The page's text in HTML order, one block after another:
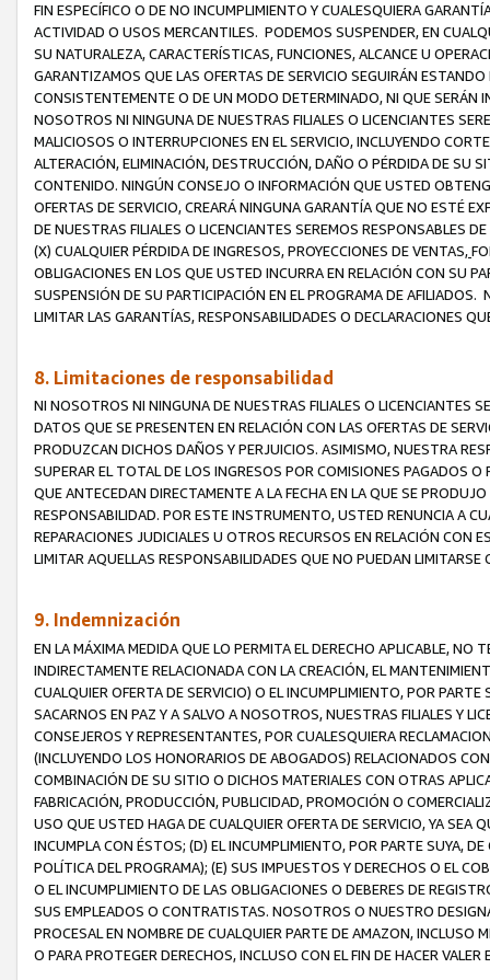
FIN ESPECÍFICO O DE NO INCUMPLIMIENTO Y CUALESQUIERA
ACTIVIDAD O USOS MERCANTILES. PODEMOS SUSPENDER, EN
SU NATURALEZA, CARACTERÍSTICAS, FUNCIONES, ALCANCE U
GARANTIZAMOS QUE LAS OFERTAS DE SERVICIO SEGUIRÁN
CONSISTENTEMENTE O DE UN MODO DETERMINADO, NI QUE SERÁN
NOSOTROS NI NINGUNA DE NUESTRAS FILIALES O LICENCIANTES
MALICIOSOS O INTERRUPCIONES EN EL SERVICIO, INCLUYENDO
ALTERACIÓN, ELIMINACIÓN, DESTRUCCIÓN, DAÑO O PÉRDIDA DE SU
CONTENIDO. NINGÚN CONSEJO O INFORMACIÓN QUE USTED
OFERTAS DE SERVICIO, CREARÁ NINGUNA GARANTÍA QUE NO ESTÉ
DE NUESTRAS FILIALES O LICENCIANTES SEREMOS RESPONSABLES
(X) CUALQUIER PÉRDIDA DE INGRESOS, PROYECCIONES DE VENTAS,
OBLIGACIONES EN LOS QUE USTED INCURRA EN RELACIÓN CON SU
SUSPENSIÓN DE SU PARTICIPACIÓN EN EL PROGRAMA DE
LIMITAR LAS GARANTÍAS, RESPONSABILIDADES O DECLARACIONES
8. Limitaciones de responsabilidad
NI NOSOTROS NI NINGUNA DE NUESTRAS FILIALES O LICENCIANTES
DATOS QUE SE PRESENTEN EN RELACIÓN CON LAS OFERTAS DE
PRODUZCAN DICHOS DAÑOS Y PERJUICIOS. ASIMISMO, NUESTRA
SUPERAR EL TOTAL DE LOS INGRESOS POR COMISIONES PAGADOS
QUE ANTECEDAN DIRECTAMENTE A LA FECHA EN LA QUE SE
RESPONSABILIDAD. POR ESTE INSTRUMENTO, USTED RENUNCIA A
REPARACIONES JUDICIALES U OTROS RECURSOS EN RELACIÓN CON
LIMITAR AQUELLAS RESPONSABILIDADES QUE NO PUEDAN LIMITARSE
9. Indemnización
EN LA MÁXIMA MEDIDA QUE LO PERMITA EL DERECHO APLICABLE,
INDIRECTAMENTE RELACIONADA CON LA CREACIÓN, EL
CUALQUIER OFERTA DE SERVICIO) O EL INCUMPLIMIENTO, POR
SACARNOS EN PAZ Y A SALVO A NOSOTROS, NUESTRAS FILIALES Y
CONSEJEROS Y REPRESENTANTES, POR CUALESQUIERA
(INCLUYENDO LOS HONORARIOS DE ABOGADOS) RELACIONADOS
COMBINACIÓN DE SU SITIO O DICHOS MATERIALES CON OTRAS
FABRICACIÓN, PRODUCCIÓN, PUBLICIDAD, PROMOCIÓN O
USO QUE USTED HAGA DE CUALQUIER OFERTA DE SERVICIO, YA SEA
INCUMPLA CON ÉSTOS; (D) EL INCUMPLIMIENTO, POR PARTE SUYA,
POLÍTICA DEL PROGRAMA); (E) SUS IMPUESTOS Y DERECHOS O EL
O EL INCUMPLIMIENTO DE LAS OBLIGACIONES O DEBERES DE
SUS EMPLEADOS O CONTRATISTAS. NOSOTROS O NUESTRO
PROCESAL EN NOMBRE DE CUALQUIER PARTE DE AMAZON, INCLUSO
O PARA PROTEGER DERECHOS, INCLUSO CON EL FIN DE HACER VALER